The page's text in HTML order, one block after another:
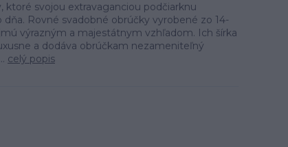
ktoré svojou extravaganciou podčiarknu
Rovné svadobné obrúčky vyrobené zo 14-
výrazným a majestátnym vzhľadom. Ich šírka
a dodáva obrúčkam nezameniteľný
celý popis